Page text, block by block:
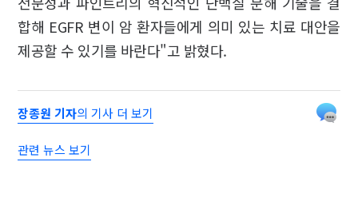
합해 EGFR 변이 암 환자들에게 의미 있는 치료 대안을
제공할 수 있기를 바란다"고 밝혔다.
장종원 기자의 기사 더 보기
관련 뉴스 보기